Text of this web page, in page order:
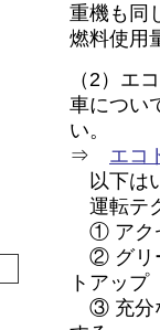
重機も同
燃料使用
（2）エ
車につい
い。
⇒ エコ
以下は
運転テ
① アク
② グリ
トアップ
③ 充分